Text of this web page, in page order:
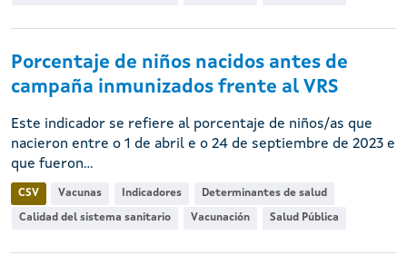
Porcentaje de niños nacidos antes de
campaña inmunizados frente al VRS
Este indicador se refiere al porcentaje de niños/as que
nacieron entre o 1 de abril e o 24 de septiembre de 2023 e
que fueron...
CSV Vacunas Indicadores Determinantes de salud
Calidad del sistema sanitario Vacunación Salud Pública